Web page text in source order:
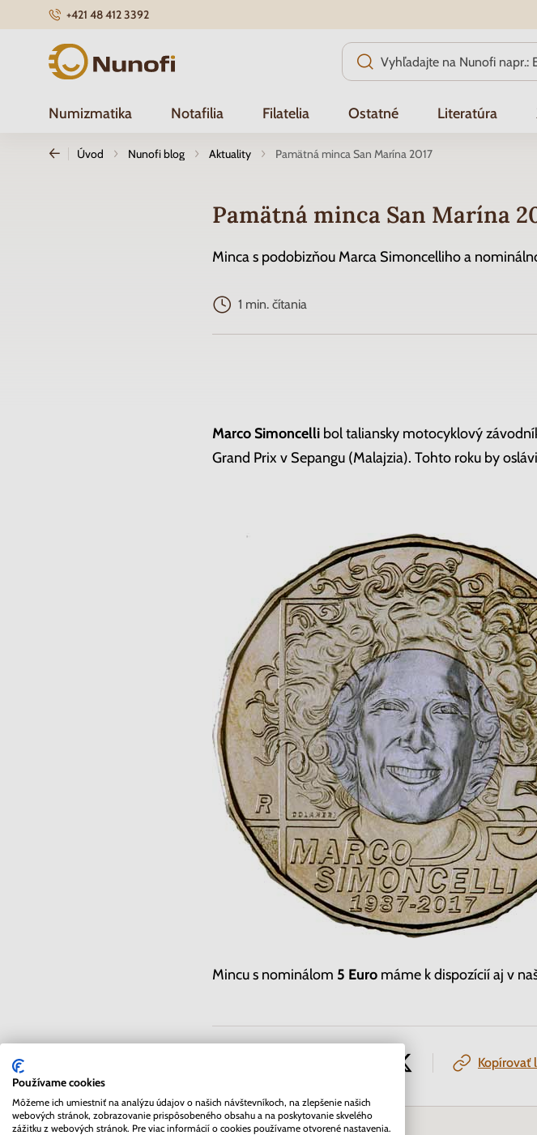
+421 48 412 3392
Nunofi.sk
Numizmatika Notafilia Filatelia Ostatné Literatúra
Úvod Nunofi blog Aktuality Pamätná minca San Marína 2017
Pamätná minca San Marína
Minca s podobizňou Marca Simoncelliho a
1 min. čítania
Marco Simoncelli bol taliansky motocyklový
Grand Prix v Sepangu (Malajzia). Tohto roku by
Mincu s nominálom 5 Euro máme k dispozícií aj v
Kopírovať
Používame cookies
Môžeme ich umiestniť na analýzu údajov o našich návštevníkoch, na zlepšenie našich
webových stránok, zobrazovanie prispôsobeného obsahu a na poskytovanie skvelého
zážitku z webových stránok. Pre viac informácií o cookies používame otvorené nastavenia.